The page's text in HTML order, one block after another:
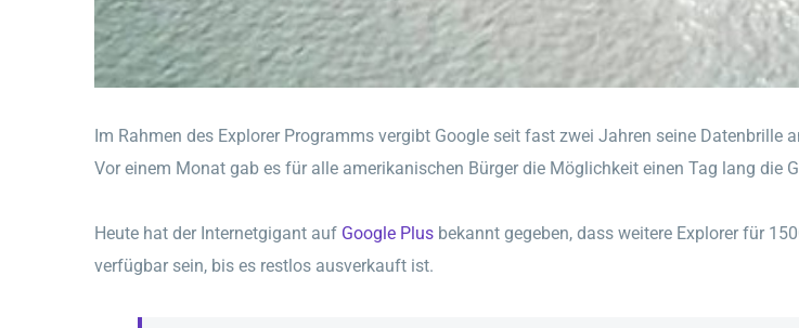
Im Rahmen des Explorer Programms vergibt Google seit fast zwei Jahren seine Datenbrille
Vor einem Monat gab es für alle amerikanischen Bürger die Möglichkeit einen Tag lang die
Heute hat der Internetgigant auf Google Plus bekannt gegeben, dass weitere Explorer für
verfügbar sein, bis es restlos ausverkauft ist.